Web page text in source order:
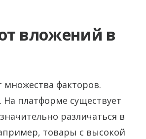
вложений в
множества факторов.
платформе существует
различаться в
товары с высокой